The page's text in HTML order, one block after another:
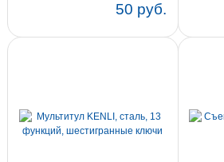
50 руб.